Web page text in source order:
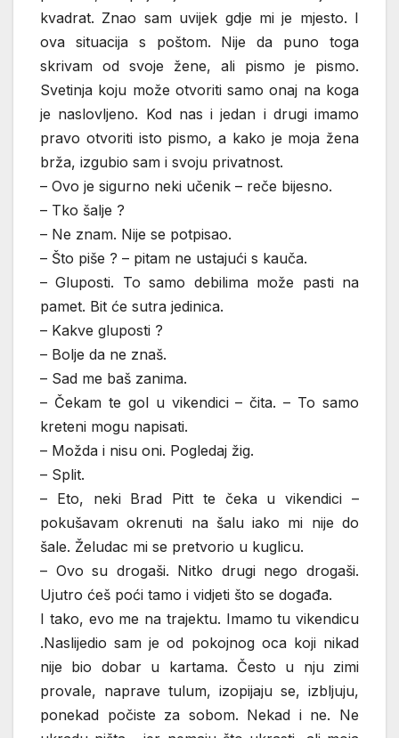
kvadrat. Znao sam uvijek gdje mi je mjesto. I
ova situacija s poštom. Nije da puno toga
skrivam od svoje žene, ali pismo je pismo.
Svetinja koju može otvoriti samo onaj na koga
je naslovljeno. Kod nas i jedan i drugi imamo
pravo otvoriti isto pismo, a kako je moja žena
brža, izgubio sam i svoju privatnost.
– Ovo je sigurno neki učenik – reče bijesno.
– Tko šalje ?
– Ne znam. Nije se potpisao.
– Što piše ? – pitam ne ustajući s kauča.
– Gluposti. To samo debilima može pasti na
pamet. Bit će sutra jedinica.
– Kakve gluposti ?
– Bolje da ne znaš.
– Sad me baš zanima.
– Čekam te gol u vikendici – čita. – To samo
kreteni mogu napisati.
– Možda i nisu oni. Pogledaj žig.
– Split.
– Eto, neki Brad Pitt te čeka u vikendici –
pokušavam okrenuti na šalu iako mi nije do
šale. Želudac mi se pretvorio u kuglicu.
– Ovo su drogaši. Nitko drugi nego drogaši.
Ujutro ćeš poći tamo i vidjeti što se događa.
I tako, evo me na trajektu. Imamo tu vikendicu
.Naslijedio sam je od pokojnog oca koji nikad
nije bio dobar u kartama. Često u nju zimi
provale, naprave tulum, izopijaju se, izbljuju,
ponekad počiste za sobom. Nekad i ne. Ne